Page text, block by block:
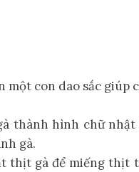
con dao sắc giúp
thành hình chữ
gà.
thịt gà để miếng thịt